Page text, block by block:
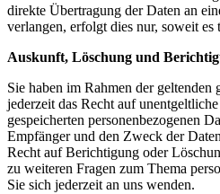
direkte Übertragung der Daten an
verlangen, erfolgt dies nur, soweit es
Auskunft, Löschung und
Sie haben im Rahmen der geltenden
jederzeit das Recht auf
gespeicherten personenbezogenen
Empfänger und den Zweck der
Recht auf Berichtigung oder
zu weiteren Fragen zum Thema
Sie sich jederzeit an uns wenden.